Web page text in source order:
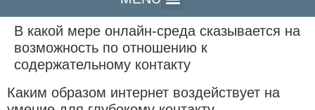
В какой мере онлайн-среда сказывается на
возможность по отношению к
содержательному контакту
Каким образом интернет воздействует на